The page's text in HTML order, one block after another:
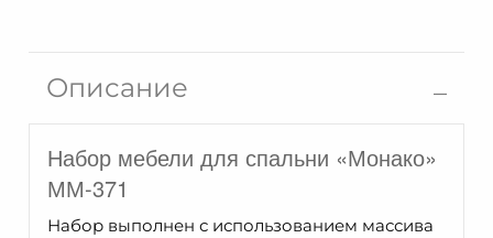
Описание
Набор мебели для спальни «Монако»
ММ-371
Набор выполнен с использованием массива